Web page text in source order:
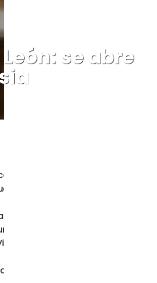
se abre
y proclamar de nuevo «con
debemos, «como afirmaba Papa
de San Pedro, la celebración
inmensa multitud de peregrinos
della Conciliazione, a pesar de la
la alegría y la consolación del